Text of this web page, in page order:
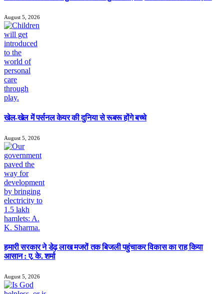
August 5, 2026
खेल-खेल में पर्सनल केयर की दुनिया से रूबरू होंगे बच्चे
August 5, 2026
हमारी सरकार ने डेढ़ लाख मजरों तक बिजली पहुंचाकर विकास का राह किया
आसान : ए. के. शर्मा
August 5, 2026